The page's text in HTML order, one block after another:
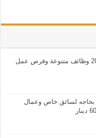
وظائف في السعودية 2024 وظائف متنوعة وفرص عمل
وظائف في الكويت 2024 بحاجه لسائق خاص وعمال